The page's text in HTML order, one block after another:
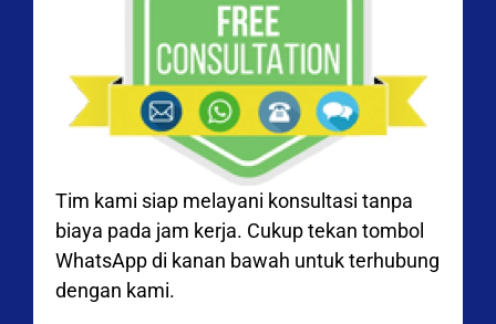
Tim kami siap melayani konsultasi tanpa
biaya pada jam kerja. Cukup tekan tombol
WhatsApp di kanan bawah untuk terhubung
dengan kami.